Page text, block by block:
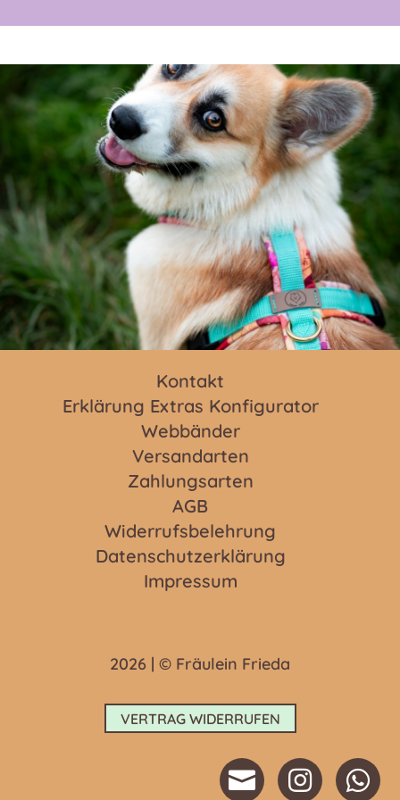
Kontakt
Erklärung Extras Konfigurator
Webbänder
Versandarten
Zahlungsarten
AGB
Widerrufsbelehrung
Datenschutzerklärung
Impressum
2026 | © Fräulein Frieda
VERTRAG WIDERRUFEN


